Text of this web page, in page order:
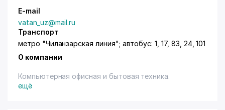
E-mail
vatan_uz@mail.ru
Транспорт
метро "Чиланзарская линия"; автобус: 1, 17, 83, 24, 101
О компании
Компьютерная офисная и бытовая техника.
ещё